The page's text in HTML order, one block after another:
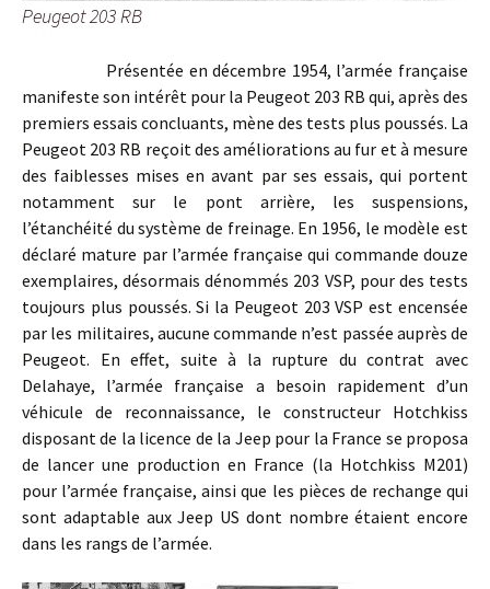
Peugeot 203 RB
Présentée en décembre 1954, l’armée française
manifeste son intérêt pour la Peugeot 203 RB qui, après des
premiers essais concluants, mène des tests plus poussés. La
Peugeot 203 RB reçoit des améliorations au fur et à mesure
des faiblesses mises en avant par ses essais, qui portent
notamment sur le pont arrière, les suspensions,
l’étanchéité du système de freinage. En 1956, le modèle est
déclaré mature par l’armée française qui commande douze
exemplaires, désormais dénommés 203 VSP, pour des tests
toujours plus poussés. Si la Peugeot 203 VSP est encensée
par les militaires, aucune commande n’est passée auprès de
Peugeot. En effet, suite à la rupture du contrat avec
Delahaye, l’armée française a besoin rapidement d’un
véhicule de reconnaissance, le constructeur Hotchkiss
disposant de la licence de la Jeep pour la France se proposa
de lancer une production en France (la Hotchkiss M201)
pour l’armée française, ainsi que les pièces de rechange qui
sont adaptable aux Jeep US dont nombre étaient encore
dans les rangs de l’armée.